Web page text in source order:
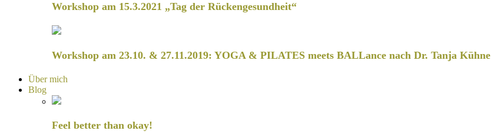
Workshop am 15.3.2021 „Tag der Rückengesundheit“
Workshop am 23.10. & 27.11.2019: YOGA & PILATES meets BALLance nach Dr. Tanja Kühne
Über mich
Blog
Feel better than okay!